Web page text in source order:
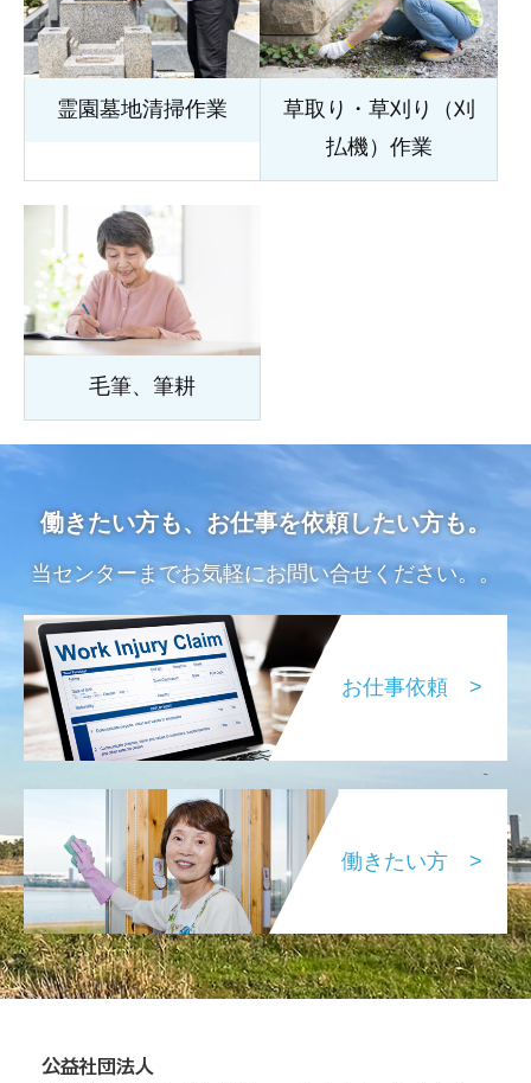
霊園墓地清掃作業
草取り・草刈り（刈
払機）作業
毛筆、筆耕
働きたい方も、お仕事を依頼したい方も。
当センターまでお気軽にお問い合せください。。
お仕事依頼 >
働きたい方 >